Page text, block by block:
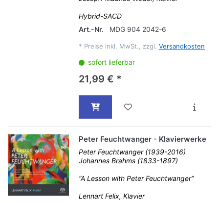
Hybrid-SACD
Art.-Nr.
MDG 904 2042-6
* Preise inkl. MwSt., zzgl. Versandkosten
sofort lieferbar
21,99 € *
Peter Feuchtwanger - Klavierwerke
Peter Feuchtwanger (1939-2016)
Johannes Brahms (1833-1897)
“A Lesson with Peter Feuchtwanger”
Lennart Felix, Klavier